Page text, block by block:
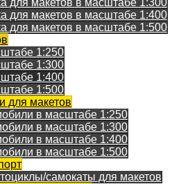
для макетов в масштабе 1:300
для макетов в масштабе 1:400
для макетов в масштабе 1:500
1:250
1:300
1:400
1:500
для макетов
в масштабе 1:250
в масштабе 1:300
в масштабе 1:400
в масштабе 1:500
самокаты для макетов